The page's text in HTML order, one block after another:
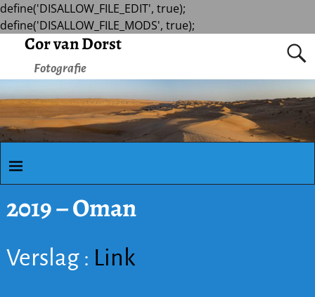
define('DISALLOW_FILE_EDIT', true);
define('DISALLOW_FILE_MODS', true);
Cor van Dorst
Fotografie
2019 – Oman
Verslag : Link